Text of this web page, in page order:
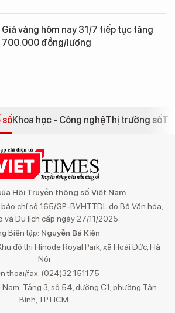
Giá vàng hôm nay 31/7 tiếp tục tăng
700.000 đồng/lượng
sốKhoa học - Công nghệThị trường số
Hội Truyền thông số Việt Nam
chí số 165/GP-BVHTTDL do Bộ Văn hóa,
và Du lịch cấp ngày 27/11/2025
Biên tập: Nguyễn Bá Kiên
đô thị Hinode Royal Park, xã Hoài Đức, Hà
Nội
thoại/fax: (024)32 151175
Nam: Tầng 3, số 54, đường C1, phường Tân
Bình, TP.HCM